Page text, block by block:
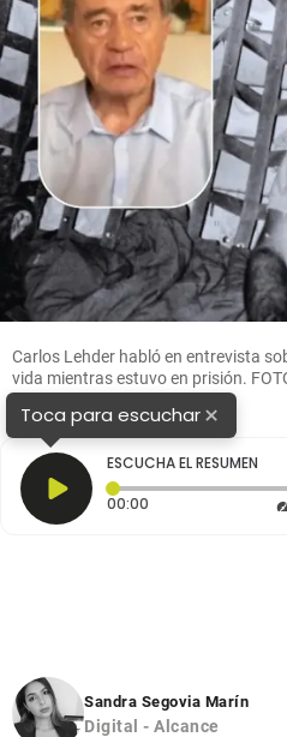
Carlos Lehder habló en entrevista
vida mientras estuvo en prisión.
Toca para escuchar×
ESCUCHA EL RESUMEN
00:00 Tiempo
Sandra Segovia Marín
Digital - Alcance